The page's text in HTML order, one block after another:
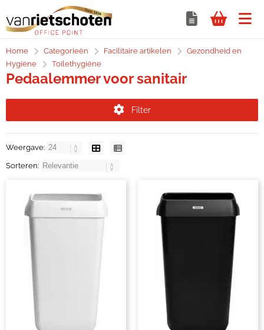
Home Categorieën Facilitaire artikelen
Gezondheid en
Hygiëne
Toilethygiëne
Pedaalemmer voor sanitair
Filter
Weergave:
Sorteren: